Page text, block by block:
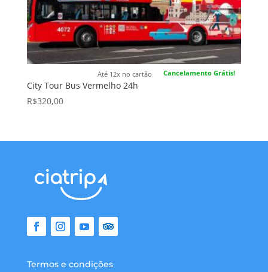
Até 12x no cartão Cancelamento Grátis!
City Tour Bus Vermelho 24h
R$320,00
Termos e condições